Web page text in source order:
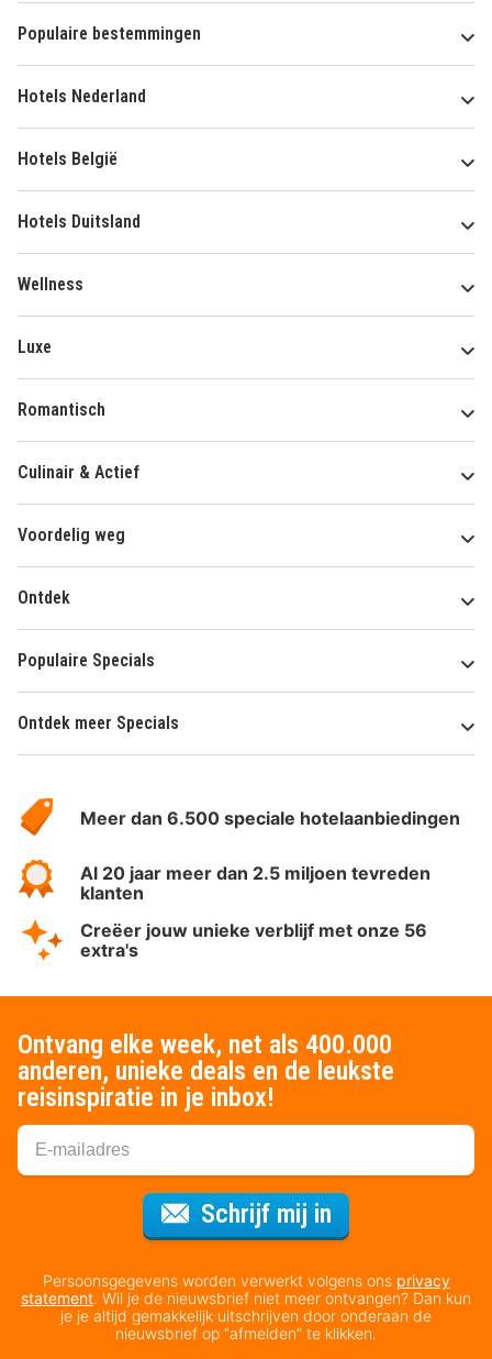
Populaire bestemmingen
Hotels Nederland
Hotels België
Hotels Duitsland
Wellness
Luxe
Romantisch
Culinair & Actief
Voordelig weg
Ontdek
Populaire Specials
Ontdek meer Specials
HotelSpecials
Meer dan 6.500 speciale hotelaanbiedingen
Al 20 jaar meer dan 2.5 miljoen tevreden
klanten
Creëer jouw unieke verblijf met onze 56
extra's
Ontvang elke week, net als 400.000
anderen, unieke deals en de leukste
reisinspiratie in je inbox!
Schrijf mij in
Persoonsgegevens worden verwerkt volgens ons privacy
statement. Wil je de nieuwsbrief niet meer ontvangen? Dan kun
je je altijd gemakkelijk uitschrijven door onderaan de
nieuwsbrief op “afmelden” te klikken.